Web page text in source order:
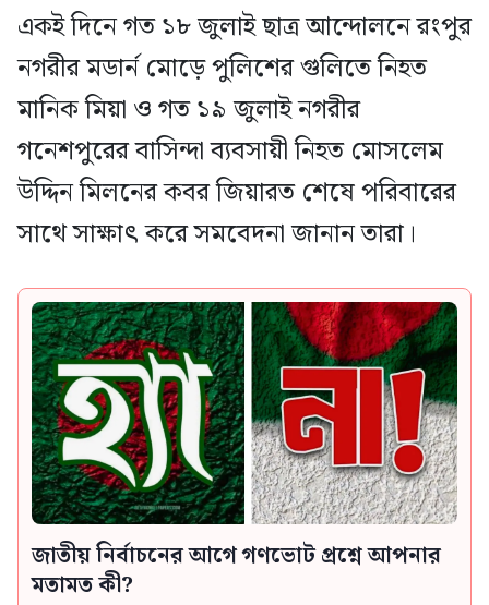
একই দিনে গত ১৮ জুলাই ছাত্র আন্দোলনে রংপুর
নগরীর মডার্ন মোড়ে পুলিশের গুলিতে নিহত
মানিক মিয়া ও গত ১৯ জুলাই নগরীর
গনেশপুরের বাসিন্দা ব‍্যবসায়ী নিহত মোসলেম
উদ্দিন মিলনের কবর জিয়ারত শেষে পরিবারের
সাথে সাক্ষাৎ করে সমবেদনা জানান তারা।
জাতীয় নির্বাচনের আগে গণভোট প্রশ্নে আপনার
মতামত কী?